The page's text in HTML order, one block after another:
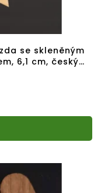
se skleněným
6,1 cm, český